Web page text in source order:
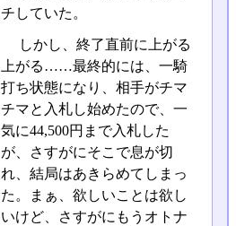
チしていた。
しかし、終了直前に上がる
上がる……最終的には、一騎
打ち状態になり、相手がチマ
チマと入札し始めたので、一
気に44,500円まで入札した
が、さすがにそこで息が切
れ、結局はあきらめてしまっ
た。まぁ、欲しいことは欲し
いけど、さすがにもうオトナ